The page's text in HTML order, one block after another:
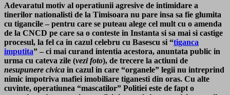
Adevaratul motiv al operatiunii agresive de intimidare a
tinerilor nationalisti de la Timisoara nu pare insa sa fie glumita
cu tigancile – pentru care se puteau alege cel mult cu o amenda
de la CNCD pe care sa o conteste in Instanta si sa mai si castige
procesul, la fel ca in cazul celebru cu Basescu si “tiganca
imputita” – ci mai curand intentia acestora, anuntata public in
urma cu cateva zile (vezi foto), de trecere la actiuni de
nesupunere civica in cazul in care “organele” legii nu intreprind
nimic impotriva mafiei imobiliare tiganesti din oras. Cu alte
cuvinte, operatiunea “mascatilor” Politiei este de fapt o